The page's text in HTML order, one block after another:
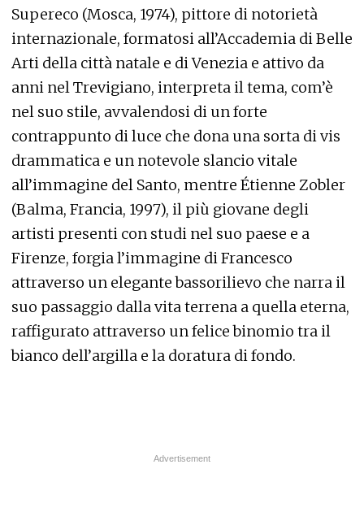
Supereco (Mosca, 1974), pittore di notorietà
internazionale, formatosi all’Accademia di Belle
Arti della città natale e di Venezia e attivo da
anni nel Trevigiano, interpreta il tema, com’è
nel suo stile, avvalendosi di un forte
contrappunto di luce che dona una sorta di vis
drammatica e un notevole slancio vitale
all’immagine del Santo, mentre Étienne Zobler
(Balma, Francia, 1997), il più giovane degli
artisti presenti con studi nel suo paese e a
Firenze, forgia l’immagine di Francesco
attraverso un elegante bassorilievo che narra il
suo passaggio dalla vita terrena a quella eterna,
raffigurato attraverso un felice binomio tra il
bianco dell’argilla e la doratura di fondo.